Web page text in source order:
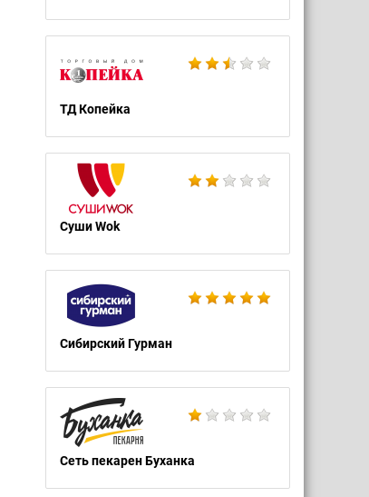
ТД Копейка
Суши Wok
Сибирский Гурман
Сеть пекарен Буханка